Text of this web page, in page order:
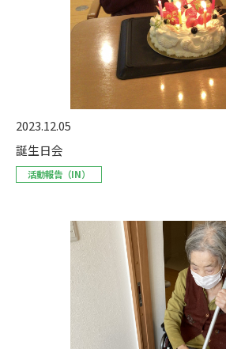
2023.12.05
誕生日会
活動報告（IN）